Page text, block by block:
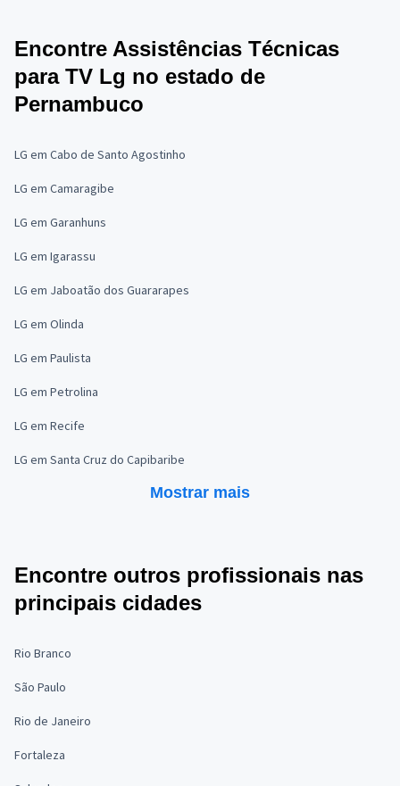
Encontre Assistências Técnicas
para TV Lg no estado de
Pernambuco
LG em Cabo de Santo Agostinho
LG em Camaragibe
LG em Garanhuns
LG em Igarassu
LG em Jaboatão dos Guararapes
LG em Olinda
LG em Paulista
LG em Petrolina
LG em Recife
LG em Santa Cruz do Capibaribe
Mostrar mais
Encontre outros profissionais nas
principais cidades
Rio Branco
São Paulo
Rio de Janeiro
Fortaleza